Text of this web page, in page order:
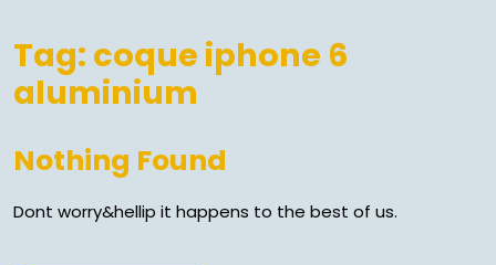
Tag: coque iphone 6
aluminium
Nothing Found
Dont worry&hellip it happens to the best of us.